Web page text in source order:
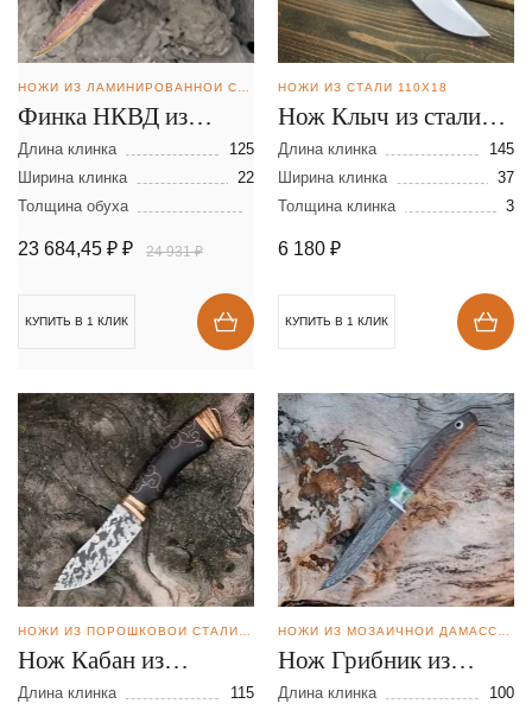
НОЖИ ИЗ ЛАМИНИРОВАННОЙ СТАЛИ
Финка НКВД из
ламинированной
стали
Длина клинка
125
Ширина клинка
22
Толщина обуха
23 684,45 ₽ ₽ 24 931 ₽
КУПИТЬ В 1 КЛИК
НОЖИ ИЗ СТАЛИ 110Х18
Нож Клыч из стали
110Х18
Длина клинка
145
Ширина клинка
37
Толщина клинка
3
6 180 ₽
КУПИТЬ В 1 КЛИК
Нож Кабан из
порошковой стали
Длина клинка
115
Нож Грибник из
мозаичной дамасской
Длина клинка
100